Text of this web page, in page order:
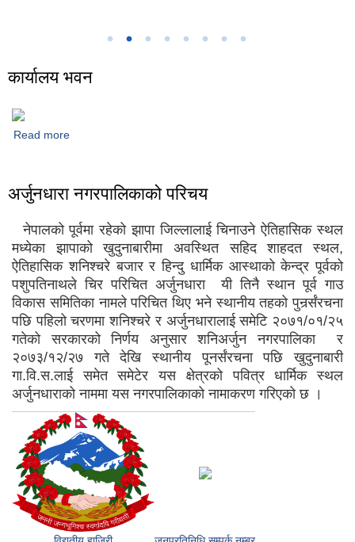
कार्यालय भवन
Read more
अर्जुनधारा नगरपालिकाको परिचय
नेपालको पूर्वमा रहेको झापा जिल्लालाई चिनाउने ऐतिहासिक स्थल
मध्येका झापाको खुदुनाबारीमा अवस्थित सहिद शाहदत स्थल,
ऐतिहासिक शनिश्चरे बजार र हिन्दु धार्मिक आस्थाको केन्द्र पूर्वको
पशुपतिनाथले चिर परिचित अर्जुनधारा यी तिनै स्थान पूर्व गाउ
विकास समितिका नामले परिचित थिए भने स्थानीय तहको पुनर्र्संरचना
पछि पहिलो चरणमा शनिश्चरे र अर्जुनधारालाई समेटि २०७१/०१/२५
गतेको सरकारको निर्णय अनुसार शनिअर्जुन नगरपालिका र
२०७३/१२/२७ गते देखि स्थानीय पूनर्संरचना पछि खुदुनाबारी
गा.वि.स.लाई समेत समेटेर यस क्षेत्रको पवित्र धार्मिक स्थल
अर्जुनधाराको नाममा यस नगरपालिकाको नामाकरण गरिएको छ ।